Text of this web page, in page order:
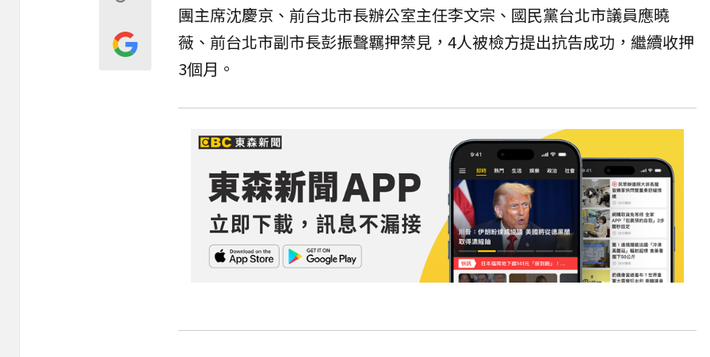
團主席沈慶京、前台北市長辦公室主任李文宗、國民黨台北市議員應曉
薇、前台北市副市長彭振聲羈押禁見，4人被檢方提出抗告成功，繼續收押
3個月。